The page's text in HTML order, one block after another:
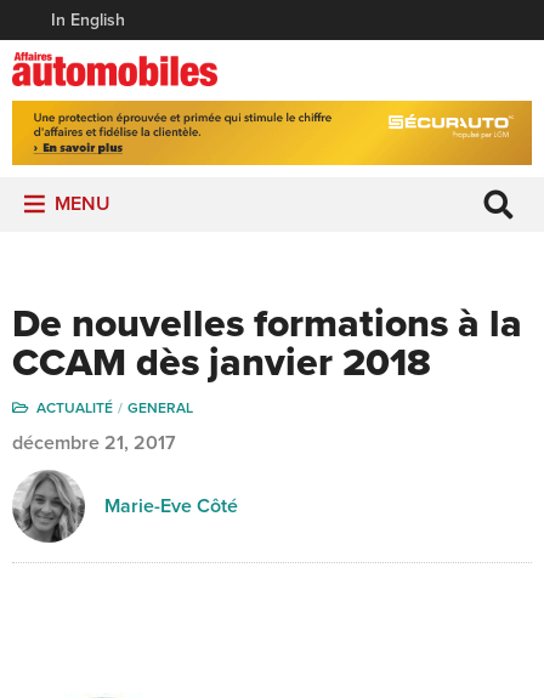
In English
MENU
De nouvelles formations à la
CCAM dès janvier 2018
ACTUALITÉ GENERAL
décembre 21, 2017
Marie-Eve Côté